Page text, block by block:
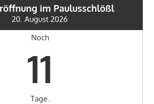
im Paulusschlößl
20. August 2026
Noch
11
Tage.